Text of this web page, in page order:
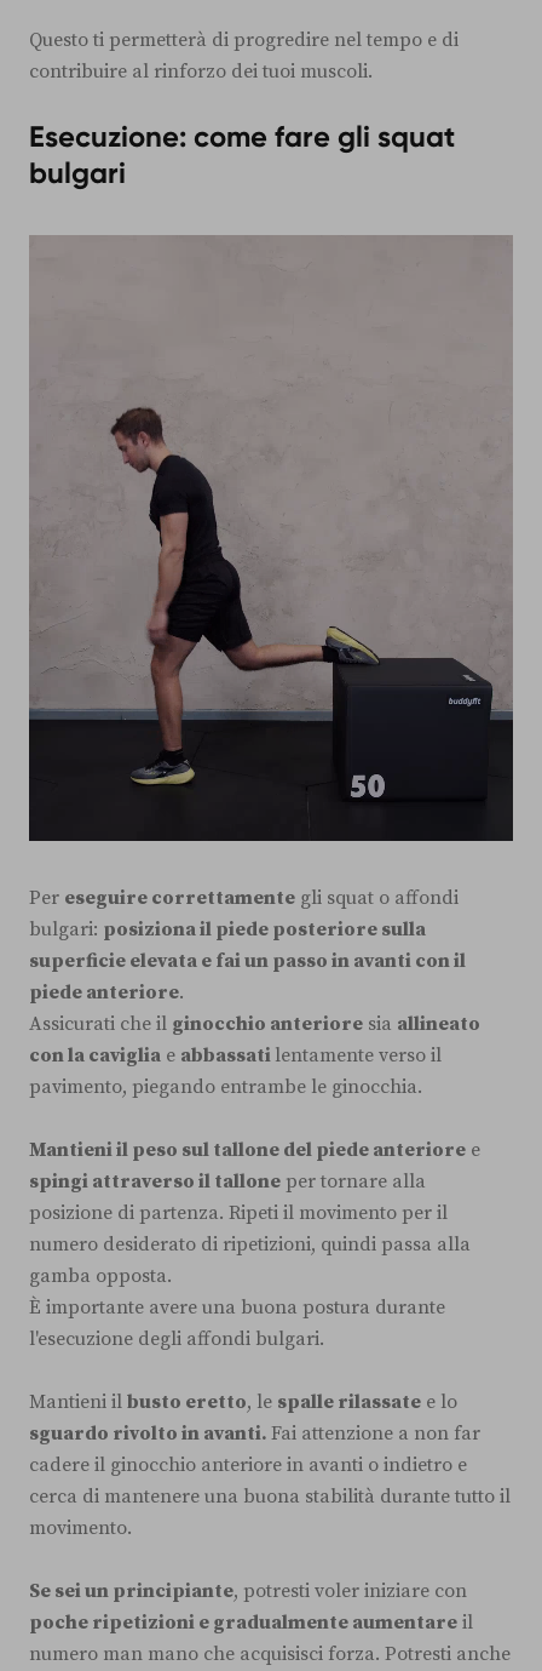
Questo ti permetterà di progredire nel tempo e di
contribuire al rinforzo dei tuoi muscoli.
Esecuzione: come fare gli squat
bulgari
Per eseguire correttamente gli squat o affondi
bulgari: posiziona il piede posteriore sulla
superficie elevata e fai un passo in avanti con il
piede anteriore.
Assicurati che il ginocchio anteriore sia allineato
con la caviglia e abbassati lentamente verso il
pavimento, piegando entrambe le ginocchia.
Mantieni il peso sul tallone del piede anteriore e
spingi attraverso il tallone per tornare alla
posizione di partenza. Ripeti il movimento per il
numero desiderato di ripetizioni, quindi passa alla
gamba opposta.
È importante avere una buona postura durante
l'esecuzione degli affondi bulgari.
Mantieni il busto eretto, le spalle rilassate e lo
sguardo rivolto in avanti. Fai attenzione a non far
cadere il ginocchio anteriore in avanti o indietro e
cerca di mantenere una buona stabilità durante tutto il
movimento.
Se sei un principiante, potresti voler iniziare con
poche ripetizioni e gradualmente aumentare il
numero man mano che acquisisci forza. Potresti anche